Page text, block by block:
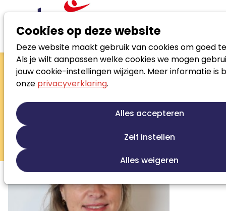
Cookies op deze website
Deze website maakt gebruik van cookies om goed
Als je wilt aanpassen welke cookies we mogen
jouw cookie-instellingen wijzigen. Meer informatie is
onze privacyverklaring.
Alles accepteren
Zelf instellen
Alles weigeren
Zoek loopbaanspecialist
Manon Blijleven
Loopbaanadviseur
Loopbaanontwikkeling
Talentontwikkeling
Persoonlijke ontwikkeling
Outplacement
Sollicitatiebegeleiding
Training/opleiding
Ontwikkeling loopbaanbeleid